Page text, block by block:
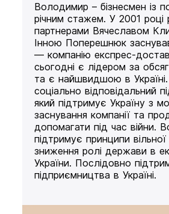
Володимир – бізнесмен із
річним стажем. У 2001 році
партнерами Вячеславом
Інною Поперешнюк
— компанію експрес-
сьогодні є лідером за
та є найшвидшою в
соціально відповідальний
який підтримує Україну з
заснування компанії та
допомагати під час війни.
підтримує принципи
зниження ролі держави в
України. Послідовно
підприємництва в Україні.